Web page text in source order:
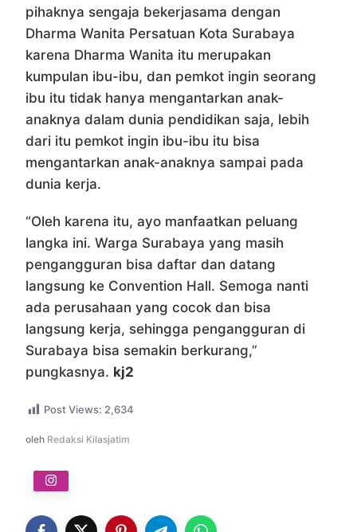
pihaknya sengaja bekerjasama dengan
Dharma Wanita Persatuan Kota Surabaya
karena Dharma Wanita itu merupakan
kumpulan ibu-ibu, dan pemkot ingin seorang
ibu itu tidak hanya mengantarkan anak-
anaknya dalam dunia pendidikan saja, lebih
dari itu pemkot ingin ibu-ibu itu bisa
mengantarkan anak-anaknya sampai pada
dunia kerja.
“Oleh karena itu, ayo manfaatkan peluang
langka ini. Warga Surabaya yang masih
pengangguran bisa daftar dan datang
langsung ke Convention Hall. Semoga nanti
ada perusahaan yang cocok dan bisa
langsung kerja, sehingga pengangguran di
Surabaya bisa semakin berkurang,”
pungkasnya. kj2
Post Views: 2,634
oleh Redaksi Kilasjatim